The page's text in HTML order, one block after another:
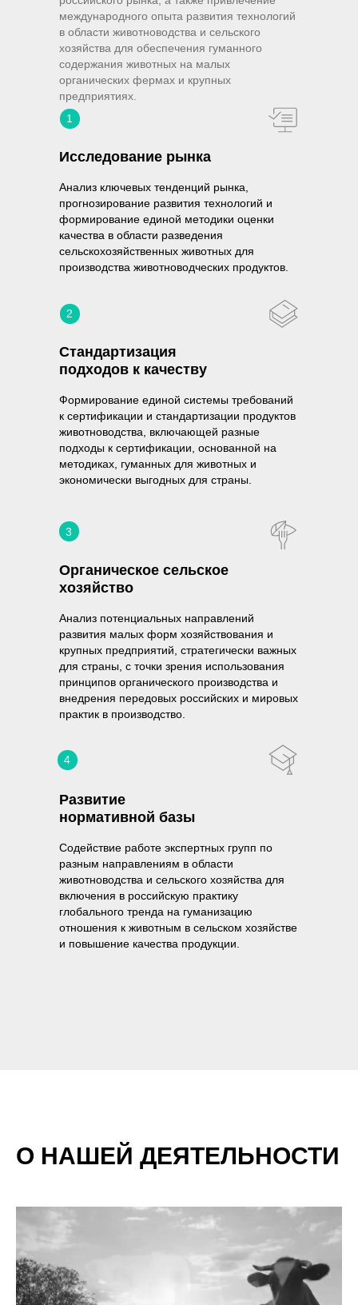
1
2
Исследование рынка
Анализ ключевых тенденций рынка,
прогнозирование развития технологий и
формирование единой методики оценки
качества в области разведения
сельскохозяйственных животных для
производства животноводческих продуктов.
Формирование единой системы требований
к сертификации и стандартизации продуктов
животноводства, включающей разные
подходы к сертификации, основанной на
методиках, гуманных для животных и
экономически выгодных для страны.
Стандартизация
подходов к качеству
3
Анализ потенциальных направлений
развития малых форм хозяйствования и
крупных предприятий, стратегически важных
для страны, с точки зрения использования
принципов органического производства и
внедрения передовых российских и мировых
практик в производство.
Органическое сельское
хозяйство
4
Содействие работе экспертных групп по
разным направлениям в области
животноводства и сельского хозяйства для
включения в российскую практику
глобального тренда на гуманизацию
отношения к животным в сельском хозяйстве
и повышение качества продукции.
Развитие
нормативной базы
международного опыта развития технологий
в области животноводства и сельского
хозяйства для обеспечения гуманного
содержания животных на малых
органических фермах и крупных
предприятиях.
О НАШЕЙ ДЕЯТЕЛЬНОСТИ